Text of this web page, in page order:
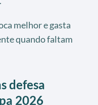
melhor e gasta
quando faltam
defesa
2026